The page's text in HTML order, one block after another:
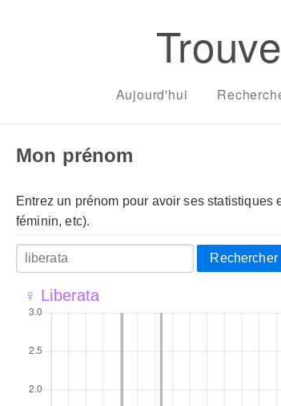
Aujourd'hui
Mon prénom
Entrez un prénom pour avoir ses
féminin, etc).
Rechercher
♀ Liberata